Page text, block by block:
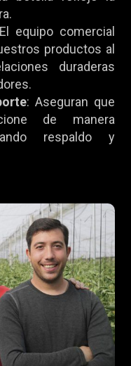
equipo comercial
productos al
duraderas
: Aseguran que
de manera
respaldo y